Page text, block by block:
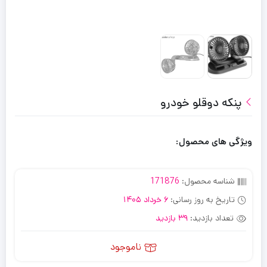
پنکه دوقلو خودرو
ویژگی های محصول:
شناسه محصول: 171876
تاریخ به روز رسانی: 6 خرداد 1405
تعداد بازدید: 39 بازدید
ناموجود